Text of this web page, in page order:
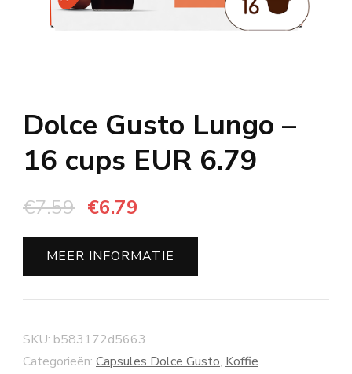
Dolce Gusto Lungo –
16 cups EUR 6.79
€7.59 Oorspronkelijke
prijs
was:
€7.59.
€6.79
prijs
is:
€6.79.
MEER INFORMATIE
SKU: b583172d5663
Categorieën: Capsules Dolce Gusto, Koffie